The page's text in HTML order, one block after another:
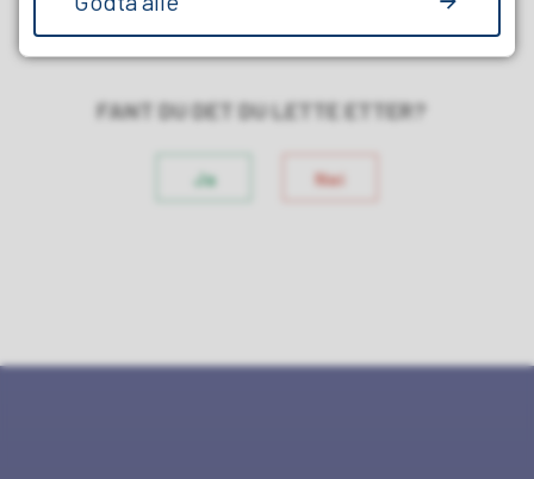
FANT DU DET DU LETTE ETTER?
Ja Nei